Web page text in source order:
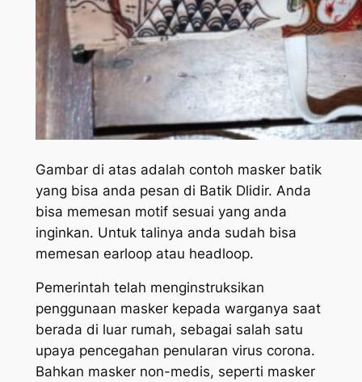
Gambar di atas adalah contoh masker batik
yang bisa anda pesan di Batik Dlidir. Anda
bisa memesan motif sesuai yang anda
inginkan. Untuk talinya anda sudah bisa
memesan earloop atau headloop.
Pemerintah telah menginstruksikan
penggunaan masker kepada warganya saat
berada di luar rumah, sebagai salah satu
upaya pencegahan penularan virus corona.
Bahkan masker non-medis, seperti masker